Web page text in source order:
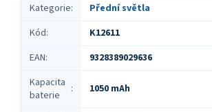
Kategorie:
Přední světla
Kód:
K12611
EAN:
9328389029636
Kapacita
baterie
: 1050 mAh